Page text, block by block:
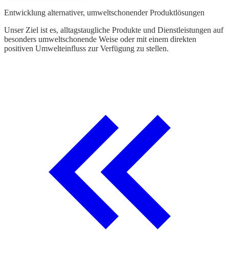
Entwicklung alternativer, umweltschonender Produktlösungen
Unser Ziel ist es, alltagstaugliche Produkte und Dienstleistungen auf
besonders umweltschonende Weise oder mit einem direkten
positiven Umwelteinfluss zur Verfügung zu stellen.